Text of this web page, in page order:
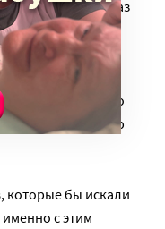
видели пару раз
что с ним
дальше, — о
в семью
которые бы искали
с этим